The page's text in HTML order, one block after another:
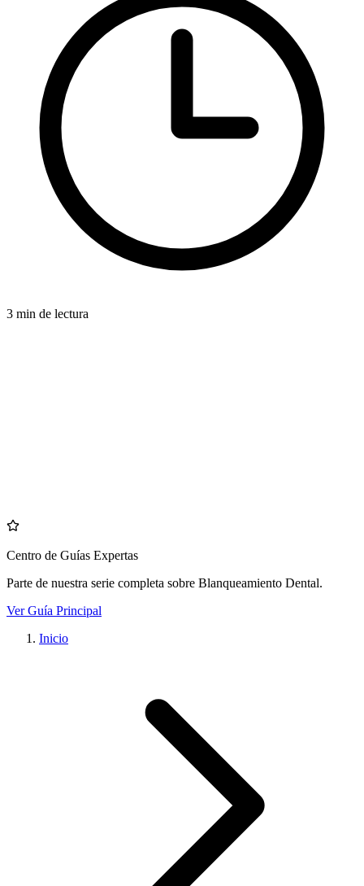
3 min de lectura
Centro de Guías Expertas
Parte de nuestra serie completa sobre Blanqueamiento Dental.
Ver Guía Principal
Inicio